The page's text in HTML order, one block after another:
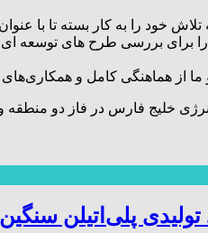
خود را به کار بسته تا با عنوان
را برای بررسی طرح های توسعه
ما از هماهنگی کامل و
خلیج فارس در فاز دو منطقه
پلی‌اتیلن سنگین